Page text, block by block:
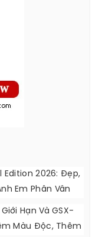
Edition 2026: Đẹp,
Em Phân Vân
Hạn Và GSX-
Màu Độc, Thêm